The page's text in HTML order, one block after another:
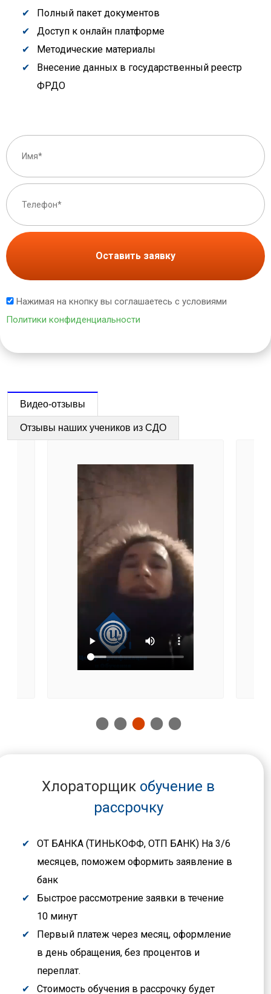
Полный пакет документов
Доступ к онлайн платформе
Методические материалы
Внесение данных в государственный реестр
ФРДО
Оставить заявку
Нажимая на кнопку вы соглашаетесь с условиями
Политики конфиденциальности
Видео-отзывы
Отзывы наших учеников из СДО
Хлораторщик обучение в
рассрочку
ОТ БАНКА (ТИНЬКОФФ, ОТП БАНК) На 3/6
месяцев, поможем оформить заявление в
банк
Быстрое рассмотрение заявки в течение
10 минут
Первый платеж через месяц, оформление
в день обращения, без процентов и
переплат.
Стоимость обучения в рассрочку будет